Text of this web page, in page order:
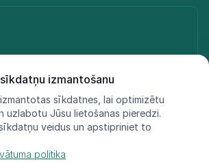
izmantošanu
sīkdatnes, lai optimizētu
uzlabotu Jūsu lietošanas pieredzi.
veidus un apstipriniet to
politika
Sūtīt ziņu